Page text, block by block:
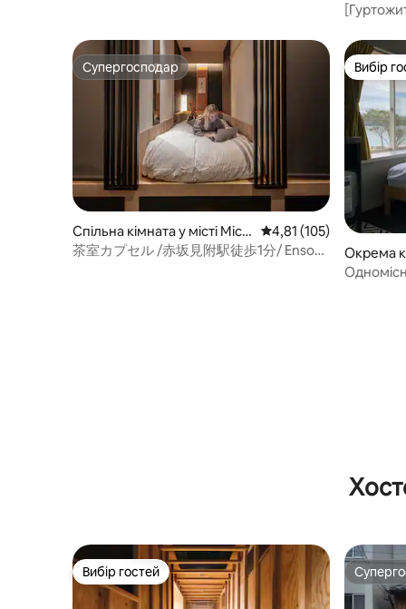
a Ward,
Осу
|
Супергосподар
Супергосподар
Спільна кімната у місті Міст
о Мінато
Середня оцінка: 4,81 з
4,81 (105)
茶室カプセル /赤坂見附駅徒歩1分/ Enso
Вибір
Вибір
Окрема
oshima
Вибір гостей
Вибір гостей